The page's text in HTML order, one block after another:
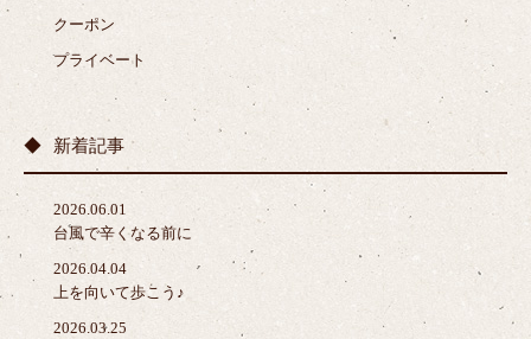
クーポン
プライベート
新着記事
2026.06.01
台風で辛くなる前に
2026.04.04
上を向いて歩こう♪
2026.03.25